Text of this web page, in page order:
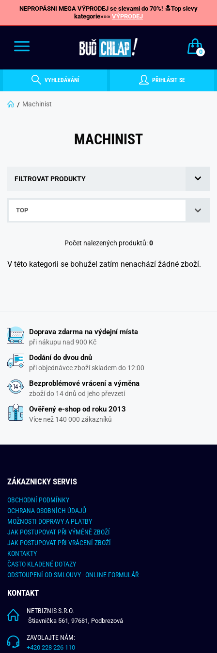
NEPROPÁSNI MEGA VÝPRODEJ se slevami do 70%! 🔝Top slevy
kategorie»»» VÝPRODEJ
0
VYHLEDÁVÁNÍ PŘIHLÁSIT SE
Machinist
MACHINIST
FILTROVAT PRODUKTY
TOP
Počet nalezených produktů:0
V této kategorii se bohužel zatím nenachází žádné zboží.
Doprava zdarma na výdejní místa
při nákupu nad 900 Kč
Dodání do dvou dnů
při objednávce zboží skladem do 12:00
Bezproblémové vrácení a výměna
zboží do 14 dnů od jeho převzetí
Ověřený e-shop od roku 2013
Více než 140 000 zákazníků
ZÁKAZNICKY SERVIS
OBCHODNÍ PODMÍNKY
OCHRANA OSOBNÍCH ÚDAJŮ
MOŽNOSTI DOPRAVY A PLATBY
JAK POSTUPOVAT PŘI VÝMĚNĚ ZBOŽÍ
JAK POSTUPOVAT PŘI VRÁCENÍ ZBOŽÍ
KONTAKTY
ČASTO KLADENÉ DOTAZY
ODSTOUPENÍ OD SMLOUVY - ONLINE FORMULÁŘ
KONTAKT
NETBIZNIS S.R.O.
Štiavnička 561, 97681, Podbrezová
ZAVOLAJTE NÁM:
+420 228 226 110